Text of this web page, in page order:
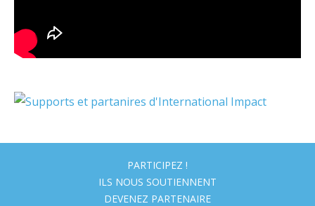
PARTICIPEZ !
ILS NOUS SOUTIENNENT
DEVENEZ PARTENAIRE